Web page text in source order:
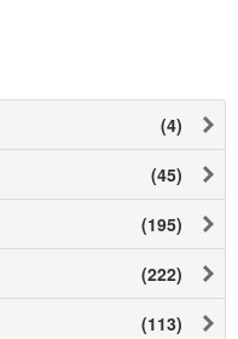
(4)
(45)
(195)
(222)
(113)